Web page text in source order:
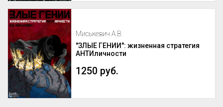
Миськевич А.В.
"ЗЛЫЕ ГЕНИИ": жизненная стратегия
АНТИличности
1250 руб.